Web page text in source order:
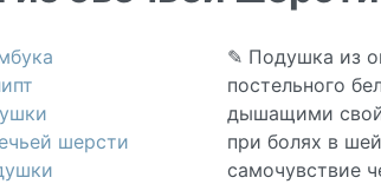
шерсти
✎ Подушка из
постельного
дышащими
при болях в
самочувствие